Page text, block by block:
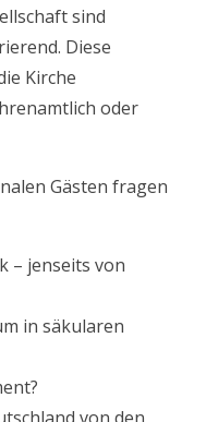
sind
Diese
Kirche
oder
Gästen fragen
– jenseits von
in säkularen